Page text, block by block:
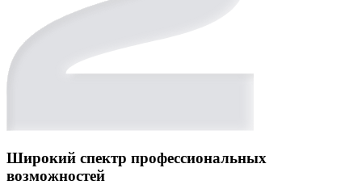
Широкий спектр профессиональных
возможностей